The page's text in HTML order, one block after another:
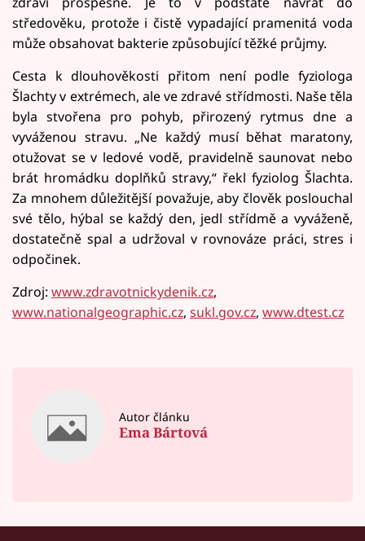
středověku, protože i čistě vypadající pramenitá voda
může obsahovat bakterie způsobující těžké průjmy.
Cesta k dlouhověkosti přitom není podle fyziologa
Šlachty v extrémech, ale ve zdravé střídmosti. Naše těla
byla stvořena pro pohyb, přirozený rytmus dne a
vyváženou stravu. „Ne každý musí běhat maratony,
otužovat se v ledové vodě, pravidelně saunovat nebo
brát hromádku doplňků stravy,“ řekl fyziolog Šlachta.
Za mnohem důležitější považuje, aby člověk poslouchal
své tělo, hýbal se každý den, jedl střídmě a vyváženě,
dostatečně spal a udržoval v rovnováze práci, stres i
odpočinek.
Zdroj: www.zdravotnickydenik.cz,
www.nationalgeographic.cz, sukl.gov.cz, www.dtest.cz
Autor článku
Ema Bártová